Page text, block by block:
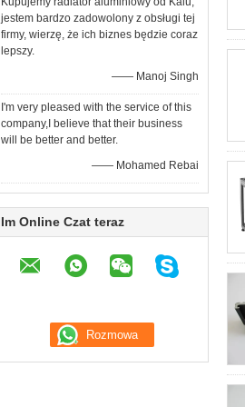
jestem bardzo zadowolony z obsługi tej
firmy, wierzę, że ich biznes będzie coraz
lepszy.
—— Manoj Singh
I'm very pleased with the service of this
company,I believe that their business
will be better and better.
—— Mohamed Rebai
Im Online Czat teraz